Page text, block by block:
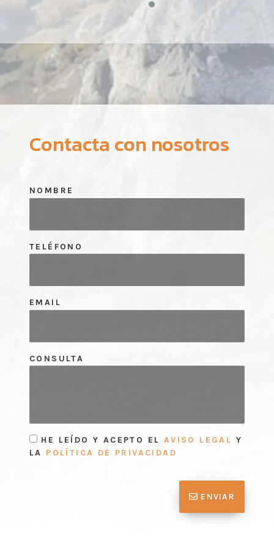
Contacta con nosotros
NOMBRE
TELÉFONO
EMAIL
CONSULTA
HE LEÍDO Y ACEPTO EL AVISO LEGAL Y
LA POLÍTICA DE PRIVACIDAD
ENVIAR